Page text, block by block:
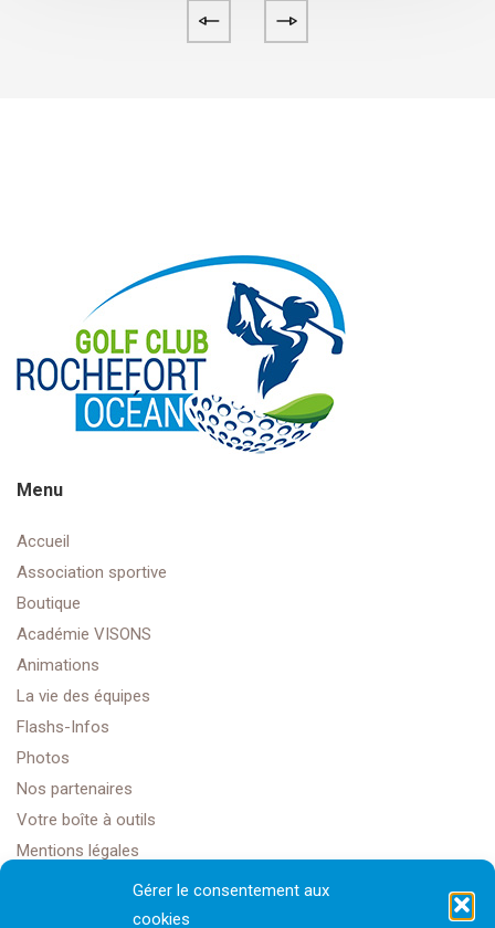
Gérer le consentement aux
cookies
Menu
Accueil
Association sportive
Boutique
Académie VISONS
Animations
La vie des équipes
Flashs-Infos
Photos
Nos partenaires
Votre boîte à outils
Mentions légales